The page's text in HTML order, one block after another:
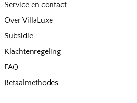
Service en contact
Over VillaLuxe
Subsidie
Klachtenregeling
FAQ
Betaalmethodes